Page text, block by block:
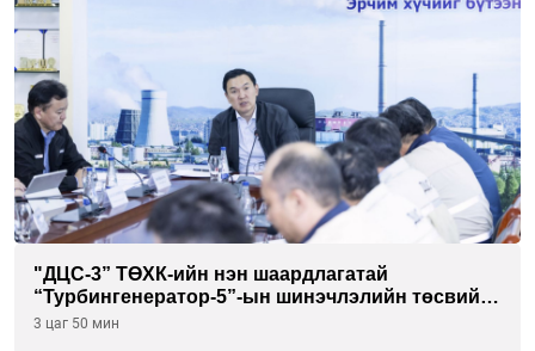
"ДЦС-3” ТӨХК-ийн нэн шаардлагатай
“Турбингенератор-5”-ын шинэчлэлийн төсвийг
шийдвэрлэхээр болов
3 цаг 50 мин